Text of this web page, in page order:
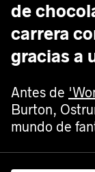
de
carrera
gracias a
Antes de
Burton,
mundo de